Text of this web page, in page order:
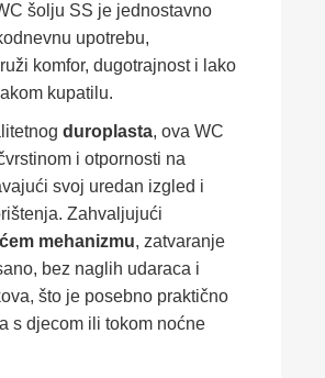
šolju SS je jednostavno
upotrebu,
komfor, dugotrajnost i lako
kupatilu.
duroplasta, ova WC
i otpornosti na
svoj uredan izgled i
Zahvaljujući
mehanizmu, zatvaranje
bez naglih udaraca i
što je posebno praktično
s djecom ili tokom noćne